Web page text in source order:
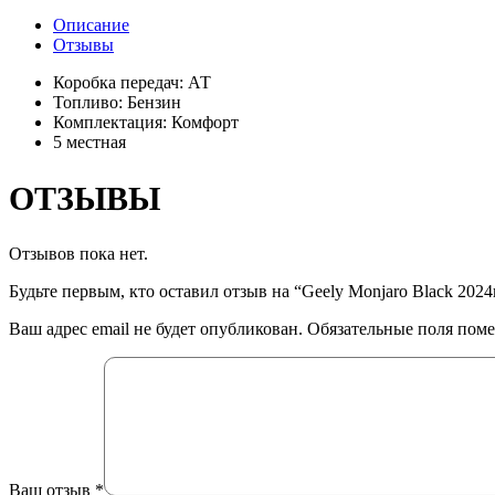
Описание
Отзывы
Коробка передач: АТ
Топливо: Бензин
Комплектация: Комфорт
5 местная
ОТЗЫВЫ
Отзывов пока нет.
Будьте первым, кто оставил отзыв на “Geely Monjaro Black
Ваш адрес email не будет опубликован. Обязательные поля
Ваш отзыв *